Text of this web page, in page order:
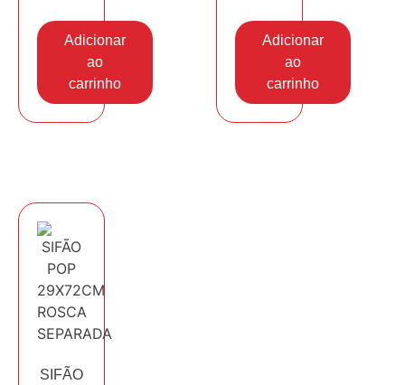
Adicionar
ao
carrinho
Adicionar
ao
carrinho
SIFÃO